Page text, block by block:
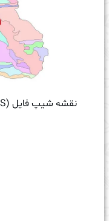
نقشه شیپ فایل (GIS) زمین‌ شناسی شهرستان نهاوند